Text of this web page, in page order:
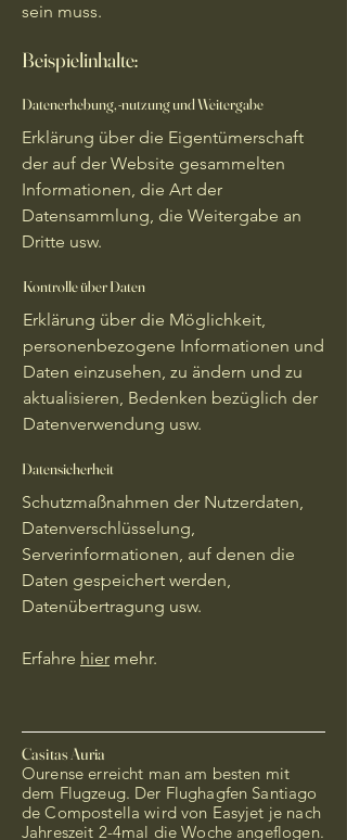
sein muss.
Beispielinhalte:
Datenerhebung, -nutzung und Weitergabe
Erklärung über die Eigentümerschaft
der auf der Website gesammelten
Informationen, die Art der
Datensammlung, die Weitergabe an
Dritte usw.
Kontrolle über Daten
Erklärung über die Möglichkeit,
personenbezogene Informationen und
Daten einzusehen, zu ändern und zu
aktualisieren, Bedenken bezüglich der
Datenverwendung usw.
Datensicherheit
Schutzmaßnahmen der Nutzerdaten,
Datenverschlüsselung,
Serverinformationen, auf denen die
Daten gespeichert werden,
Datenübertragung usw.
Erfahre hier mehr.
Casitas Auria
Ourense erreicht man am besten mit
dem Flugzeug. Der Flughagfen Santiago
de Compostella wird von Easyjet je nach
Jahreszeit 2-4mal die Woche angeflogen.